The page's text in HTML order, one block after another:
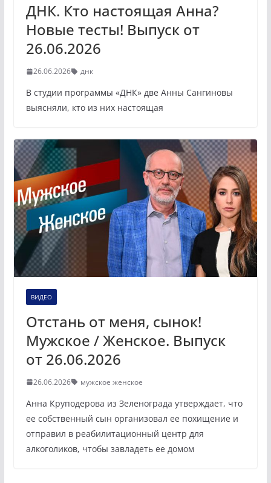
ДНК. Кто настоящая Анна?
Новые тесты! Выпуск от
26.06.2026
26.06.2026 днк
В студии программы «ДНК» две Анны Сангиновы
выясняли, кто из них настоящая
ВИДЕО
Отстань от меня, сынок!
Мужское / Женское. Выпуск
от 26.06.2026
26.06.2026 мужское женское
Анна Круподерова из Зеленограда утверждает, что
ее собственный сын организовал ее похищение и
отправил в реабилитационный центр для
алкоголиков, чтобы завладеть ее домом